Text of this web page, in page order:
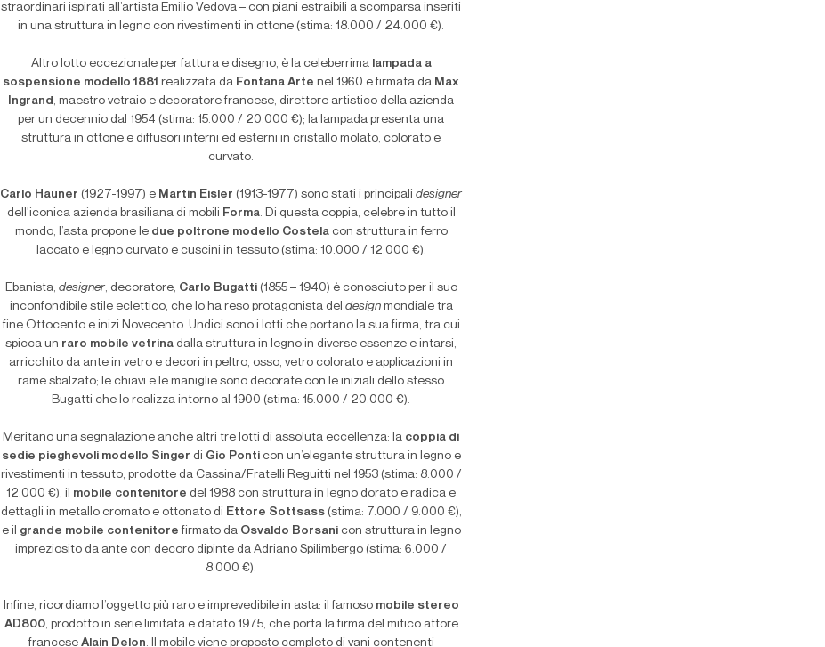
straordinari ispirati all’artista Emilio Vedova – con piani estraibili a scomparsa inseriti
in una struttura in legno con rivestimenti in ottone (stima: 18.000 / 24.000 €).
Altro lotto eccezionale per fattura e disegno, è la celeberrimalampada a
sospensione modello 1881 realizzata da Fontana Artenel 1960 e firmata da Max
Ingrand , maestro vetraio e decoratore francese, direttore artistico della azienda
per un decennio dal 1954 (stima: 15.000 / 20.000 €); la lampada presenta una
struttura in ottone e diffusori interni ed esterni in cristallo molato, colorato e
curvato.
Carlo Hauner (1927-1997) e Martin Eisler (1913-1977) sono stati i principalidesigner
dell'iconica azienda brasiliana di mobili Forma. Di questa coppia, celebre in tutto il
mondo, l’asta propone le due poltrone modello Costelacon struttura in ferro
laccato e legno curvato e cuscini in tessuto (stima: 10.000 / 12.000 €).
Ebanista, designer, decoratore, Carlo Bugatti (1855 – 1940) è conosciuto per il suo
inconfondibile stile eclettico, che lo ha reso protagonista del designmondiale tra
fine Ottocento e inizi Novecento. Undici sono i lotti che portano la sua firma, tra cui
spicca un raro mobile vetrina dalla struttura in legno in diverse essenze e intarsi,
arricchito da ante in vetro e decori in peltro, osso, vetro colorato e applicazioni in
rame sbalzato; le chiavi e le maniglie sono decorate con le iniziali dello stesso
Bugatti che lo realizza intorno al 1900 (stima: 15.000 / 20.000 €).
Meritano una segnalazione anche altri tre lotti di assoluta eccellenza: la coppia di
sedie pieghevoli modello Singer di Gio Ponticon un’elegante struttura in legno e
rivestimenti in tessuto, prodotte da Cassina/Fratelli Reguitti nel 1953 (stima: 8.000 /
12.000 €), il mobile contenitore del 1988 con struttura in legno dorato e radica e
dettagli in metallo cromato e ottonato di Ettore Sottsass(stima: 7.000 / 9.000 €),
e il grande mobile contenitore firmato da Osvaldo Borsanicon struttura in legno
impreziosito da ante con decoro dipinte da Adriano Spilimbergo (stima: 6.000 /
8.000 €).
Infine, ricordiamo l’oggetto più raro e imprevedibile in asta: il famosomobile stereo
AD800, prodotto in serie limitata e datato 1975, che porta la firma del mitico attore
francese Alain Delon. Il mobile viene proposto completo di vani contenenti